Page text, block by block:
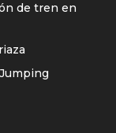
de tren en